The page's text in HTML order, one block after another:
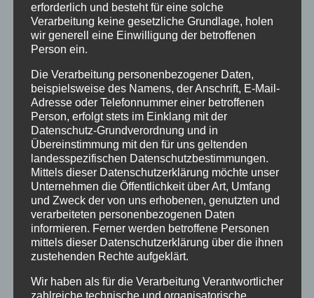
erforderlich und besteht für eine solche
Verarbeitung keine gesetzliche Grundlage, holen
wir generell eine Einwilligung der betroffenen
Person ein.
Die Verarbeitung personenbezogener Daten,
beispielsweise des Namens, der Anschrift, E-Mail-
Adresse oder Telefonnummer einer betroffenen
Person, erfolgt stets im Einklang mit der
Datenschutz-Grundverordnung und in
Übereinstimmung mit den für uns geltenden
landesspezifischen Datenschutzbestimmungen.
Mittels dieser Datenschutzerklärung möchte unser
Unternehmen die Öffentlichkeit über Art, Umfang
und Zweck der von uns erhobenen, genutzten und
verarbeiteten personenbezogenen Daten
informieren. Ferner werden betroffene Personen
mittels dieser Datenschutzerklärung über die ihnen
zustehenden Rechte aufgeklärt.
Wir haben als für die Verarbeitung Verantwortlicher
zahlreiche technische und organisatorische